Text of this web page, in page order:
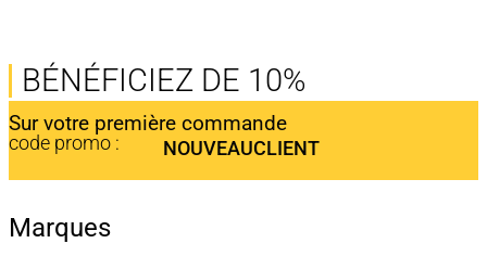
BÉNÉFICIEZ DE 10%
Sur votre première commande
code promo : NOUVEAUCLIENT
Marques